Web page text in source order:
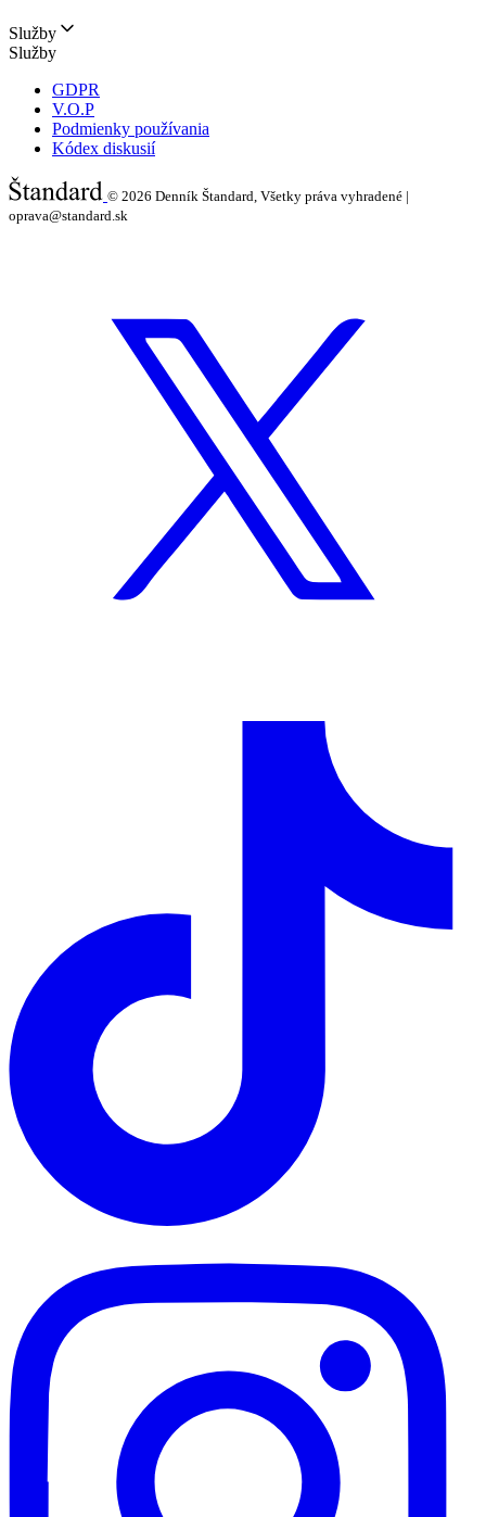
Služby
Služby
GDPR
V.O.P
Podmienky používania
Kódex diskusií
© 2026 Denník Štandard, Všetky práva vyhradené |
oprava@standard.sk